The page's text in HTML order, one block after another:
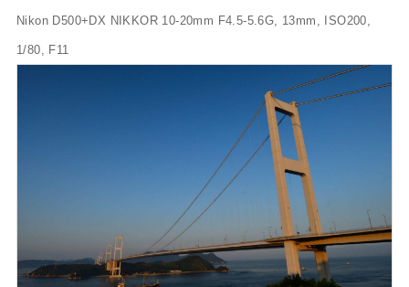
Nikon D500+DX NIKKOR 10-20mm F4.5-5.6G, 13mm, ISO200,
1/80, F11